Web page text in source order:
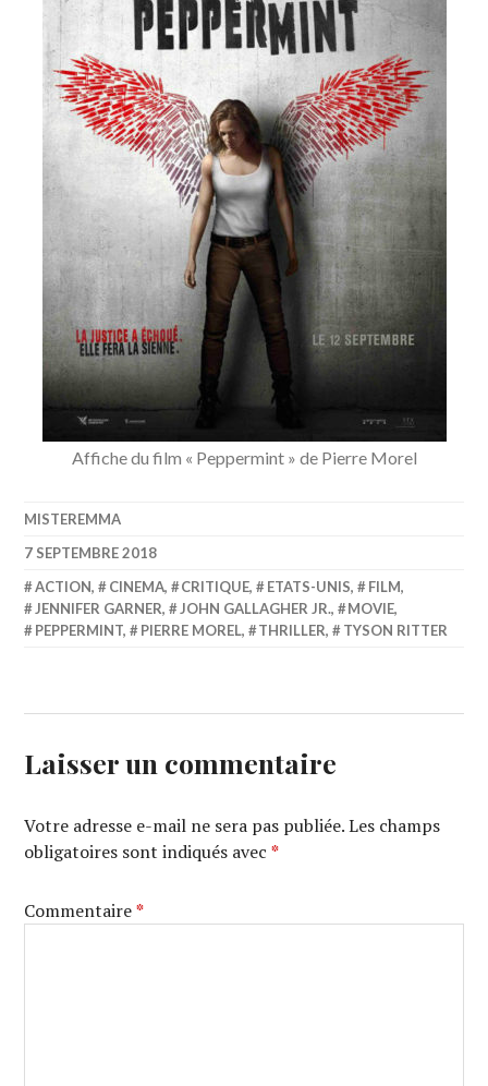
Affiche du film « Peppermint » de Pierre Morel
MISTEREMMA
7 SEPTEMBRE 2018
ACTION, CINEMA, CRITIQUE, ETATS-UNIS, FILM,
JENNIFER GARNER, JOHN GALLAGHER JR., MOVIE,
PEPPERMINT, PIERRE MOREL, THRILLER, TYSON RITTER
Laisser un commentaire
Votre adresse e-mail ne sera pas publiée. Les champs
obligatoires sont indiqués avec*
Commentaire*